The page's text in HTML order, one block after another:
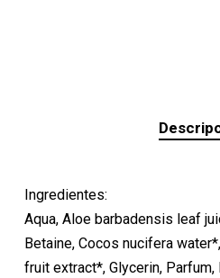
Ingredientes:
Aqua, Aloe barbadensis leaf
Betaine, Cocos nucifera
fruit extract*, Glycerin, Parfum,